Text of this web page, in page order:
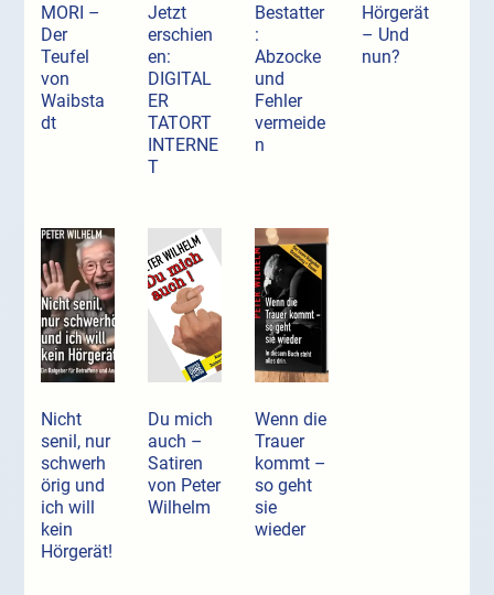
MORI –
Der
Teufel
von
Waibsta
dt
Jetzt
erschien
en:
DIGITAL
ER
TATORT
INTERNE
T
Bestatter
:
Abzocke
und
Fehler
vermeide
n
Hörgerät
– Und
nun?
Nicht
senil, nur
schwerh
örig und
ich will
kein
Hörgerät!
Du mich
auch –
Satiren
von Peter
Wilhelm
Wenn die
Trauer
kommt –
so geht
sie
wieder